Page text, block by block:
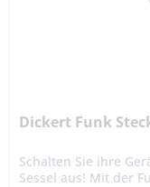
Dickert Funk
Schalten Sie ihre
Sessel aus! Mit der